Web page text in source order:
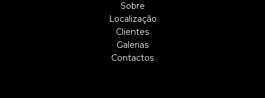
Sobre
Localização
Clientes
Galerias
Contactos